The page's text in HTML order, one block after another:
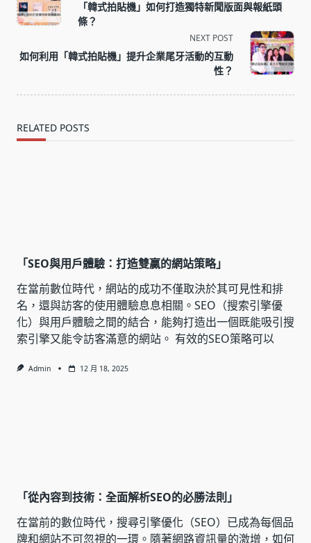
class="nav-
subtitle
reader-
「韓式拍貼機」如何打造獨特新聞版面與報紙頭
條？
NEXT POST
如何利用「韓式拍貼機」提升企業尾牙活動的互動
性？
RELATED POSTS
「SEO與用戶體驗：打造雙贏的網站策略」
在當前數位時代，網站的成功不僅取決於其可見性和排
名，還與訪客的使用體驗息息相關。SEO（搜索引擎優
化）與用戶體驗之間的結合，能夠打造出一個既能吸引搜
索引擎又能令訪客滿意的網站。 有效的SEO策略可以
Admin 12 月 18, 2025
「從內容到技術：全面解析SEO的必勝法則」
在當前的數位時代，搜尋引擎優化（SEO）已成為每個品
牌和網站不可忽視的一環。隨著網路資訊量的激增，如何